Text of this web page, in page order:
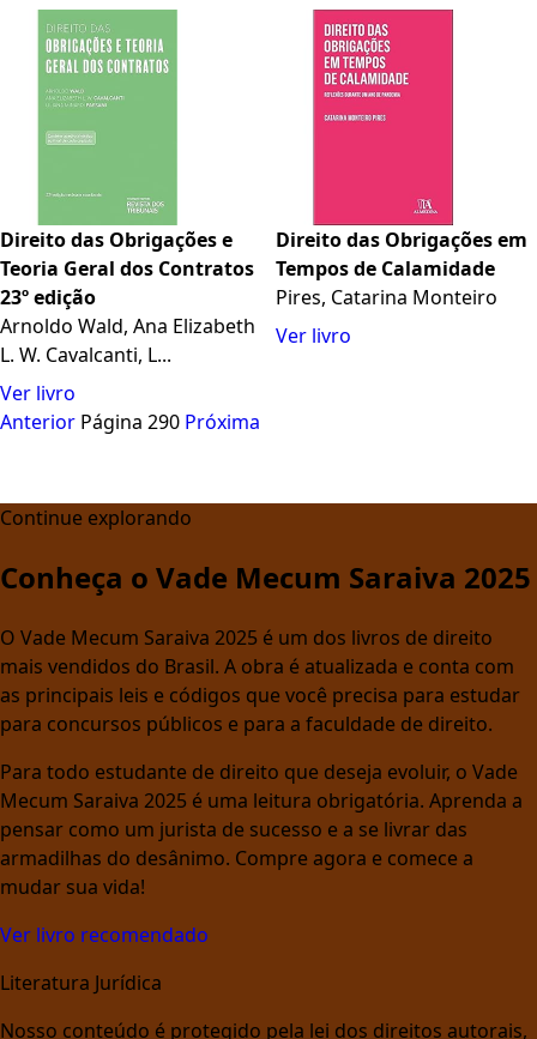
Direito das Obrigações e
Teoria Geral dos Contratos
23º edição
Arnoldo Wald, Ana Elizabeth
L. W. Cavalcanti, L...
Ver livro
Direito das Obrigações em
Tempos de Calamidade
Pires, Catarina Monteiro
Ver livro
Anterior Página 290 Próxima
Continue explorando
Conheça o Vade Mecum Saraiva 2025
O Vade Mecum Saraiva 2025 é um dos livros de direito
mais vendidos do Brasil. A obra é atualizada e conta com
as principais leis e códigos que você precisa para estudar
para concursos públicos e para a faculdade de direito.
Para todo estudante de direito que deseja evoluir, o Vade
Mecum Saraiva 2025 é uma leitura obrigatória. Aprenda a
pensar como um jurista de sucesso e a se livrar das
armadilhas do desânimo. Compre agora e comece a
mudar sua vida!
Ver livro recomendado
Literatura Jurídica
Nosso conteúdo é protegido pela lei dos direitos autorais,